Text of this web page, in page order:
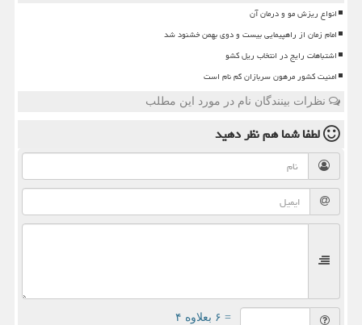
انواع ریزش مو و درمان آن
امام زمان از راهپیمایی بیست و دوی بهمن خشنود شد
اشتباهات رایج در انتخاب ریل کشو
امنیت کشور مرهون سربازان گم نام است
نظرات بینندگان نام در مورد این مطلب
لطفا شما همنظر دهید
= ۶ بعلاوه ۴